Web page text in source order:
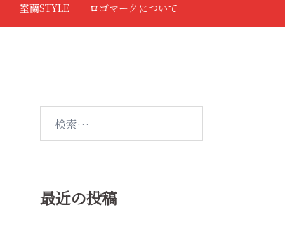
室蘭STYLE ロゴマークについて
最近の投稿